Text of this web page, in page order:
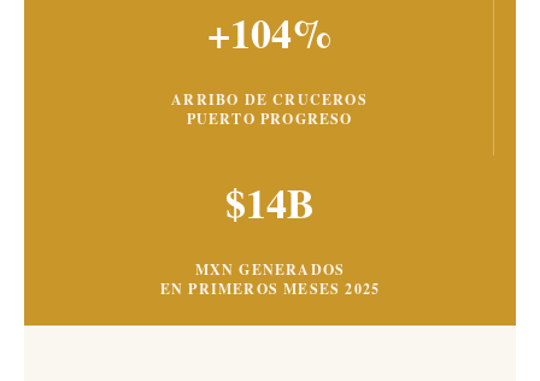
+104%
ARRIBO DE CRUCEROS
PUERTO PROGRESO
$14B
MXN GENERADOS
EN PRIMEROS MESES 2025